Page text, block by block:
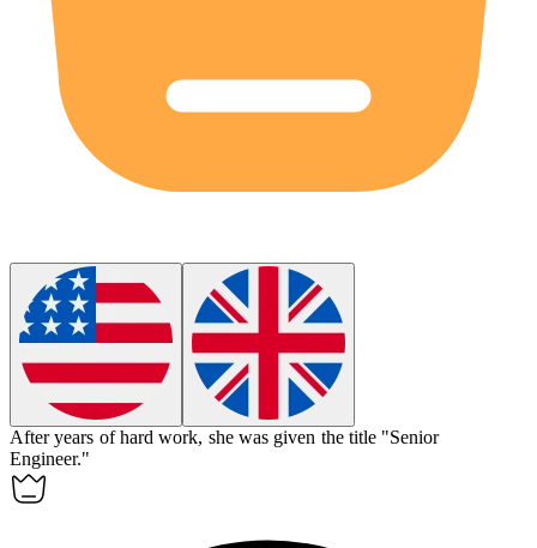
After years of hard work, she was given the title "Senior
Engineer."